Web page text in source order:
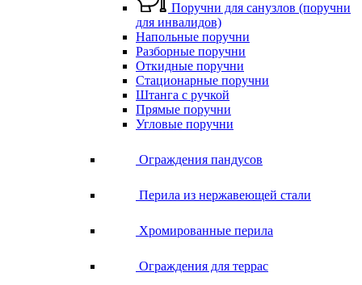
Поручни для санузлов (поручни
для инвалидов)
Напольные поручни
Разборные поручни
Откидные поручни
Стационарные поручни
Штанга с ручкой
Прямые поручни
Угловые поручни
Ограждения пандусов
Перила из нержавеющей стали
Хромированные перила
Ограждения для террас